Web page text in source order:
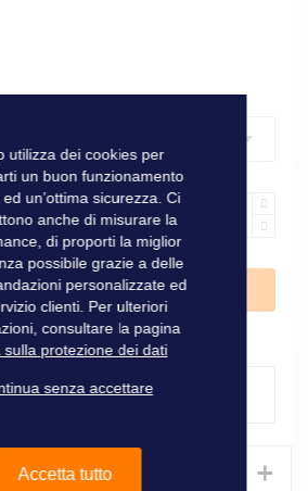
Ø 8 mm
Aggiungi al Carrello
+
utilizza dei cookies per
un buon funzionamento
un’ottima sicurezza. Ci
anche di misurare la
di proporti la miglior
possibile grazie a delle
personalizzate ed
clienti. Per ulteriori
consultare la pagina
sulla protezione dei dati
senza accettare
Accetta tutto